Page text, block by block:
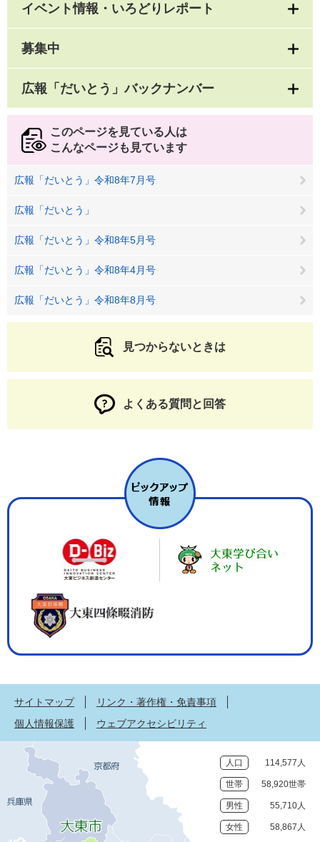
イベント情報・いろどりレポート
募集中
広報「だいとう」バックナンバー
このページを見ている人は
こんなページも見ています
広報「だいとう」令和8年7月号
広報「だいとう」
広報「だいとう」令和8年5月号
広報「だいとう」令和8年4月号
広報「だいとう」令和8年8月号
見つからないときは
よくある質問と回答
サイトマップ
リンク・著作権・免責事項
個人情報保護
ウェブアクセシビリティ
人口 114,577人
世帯 58,920世帯
男性 55,710人
女性 58,867人